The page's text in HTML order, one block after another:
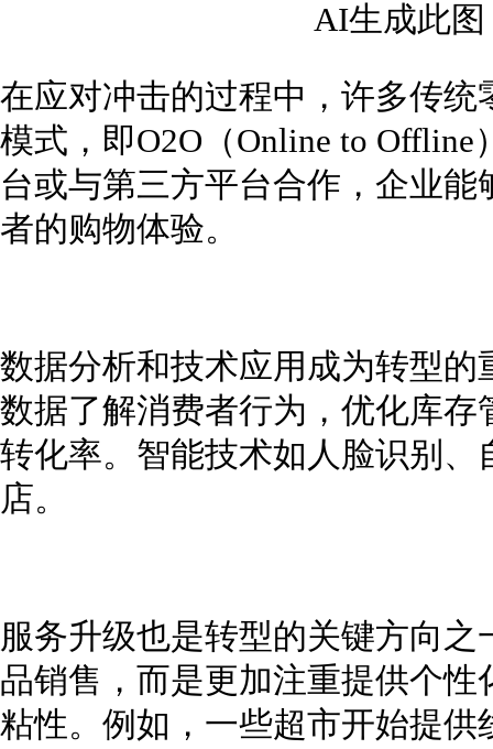
AI生成此
在应对冲击的过程中，许多传
模式，即O2O（Online to
台或与第三方平台合作，企业
者的购物体验。
数据分析和技术应用成为转型
数据了解消费者行为，优化库
转化率。智能技术如人脸识别
店。
服务升级也是转型的关键方向
品销售，而是更加注重提供个
粘性。例如，一些超市开始提